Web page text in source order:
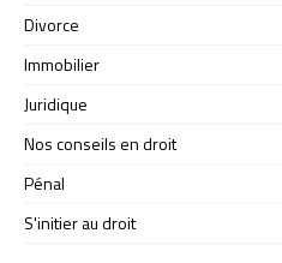
Divorce
Immobilier
Juridique
Nos conseils en droit
Pénal
S'initier au droit